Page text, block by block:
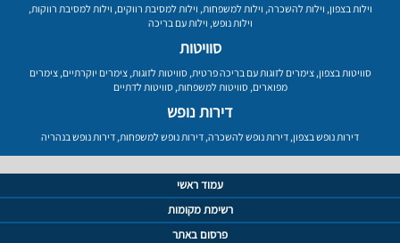
וילות בצפון, וילות להשכרה, וילות למשפחות, וילות למסיבת רווקים, וילות למסיבת רווקות,
וילות נופש, וילות עם בריכה
סוויטות
סוויטות בצפון,צימרים לזוגות עם בריכה פרטית,סוויטות לזוגות,צימרים יוקרתיים,צימרים
מפוארים,סוויטות למשפחות,סוויטות לדתיים
דירות נופש
דירות נופש בצפון, דירות נופש להשכרה, דירות נופש למשפחות, דירות נופש בנהריה
עמוד ראשי
רשימת מקומות
פרסום באתר